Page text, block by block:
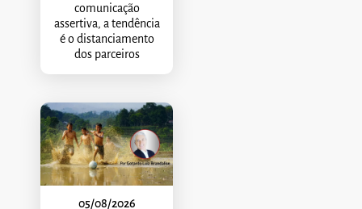
comunicação
assertiva, a tendência
é o distanciamento
dos parceiros
05/08/2026